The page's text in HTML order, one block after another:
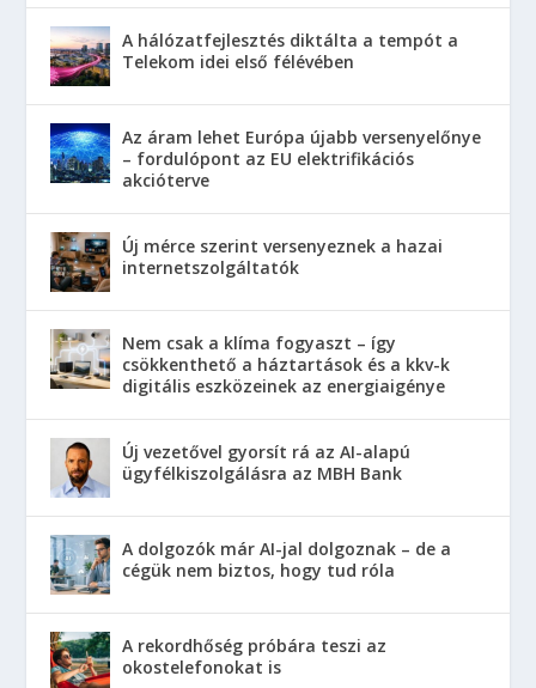
A hálózatfejlesztés diktálta a tempót a
Telekom idei első félévében
Az áram lehet Európa újabb versenyelőnye
– fordulópont az EU elektrifikációs
akcióterve
Új mérce szerint versenyeznek a hazai
internetszolgáltatók
Nem csak a klíma fogyaszt – így
csökkenthető a háztartások és a kkv-k
digitális eszközeinek az energiaigénye
Új vezetővel gyorsít rá az AI-alapú
ügyfélkiszolgálásra az MBH Bank
A dolgozók már AI-jal dolgoznak – de a
cégük nem biztos, hogy tud róla
A rekordhőség próbára teszi az
okostelefonokat is